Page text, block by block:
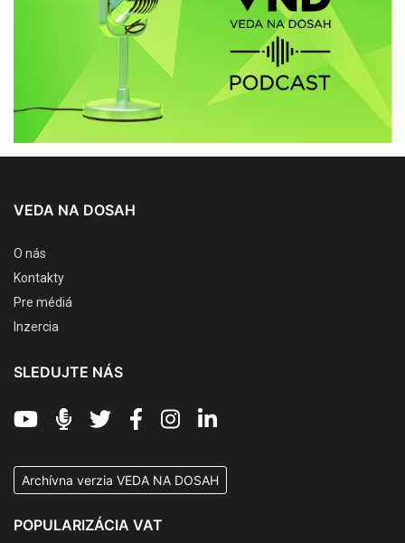
VEDA NA DOSAH
O nás
Kontakty
Pre médiá
Inzercia
SLEDUJTE NÁS
Archívna verzia VEDA NA DOSAH
POPULARIZÁCIA VAT